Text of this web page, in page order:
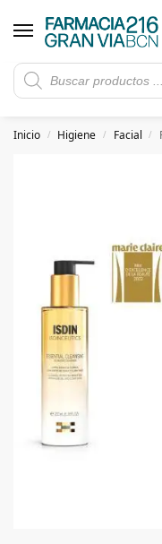
Rebajas de
5€ de descuento con el
Inicio / Higiene / Facial /